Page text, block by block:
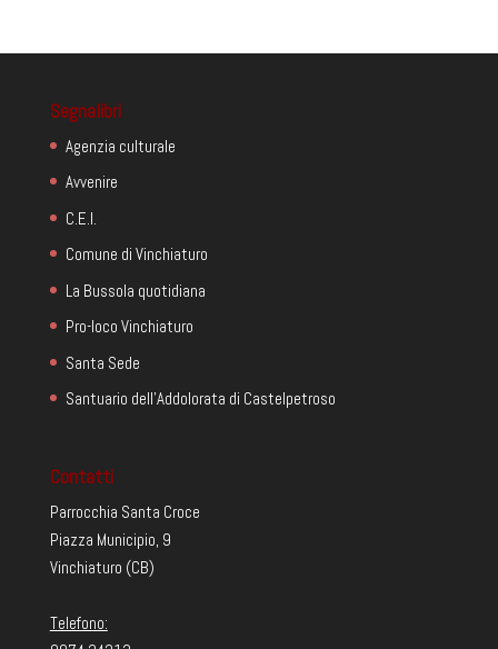
Segnalibri
Agenzia culturale
Avvenire
C.E.I.
Comune di Vinchiaturo
La Bussola quotidiana
Pro-loco Vinchiaturo
Santa Sede
Santuario dell'Addolorata di Castelpetroso
Contatti
Parrocchia Santa Croce
Piazza Municipio, 9
Vinchiaturo (CB)
Telefono: